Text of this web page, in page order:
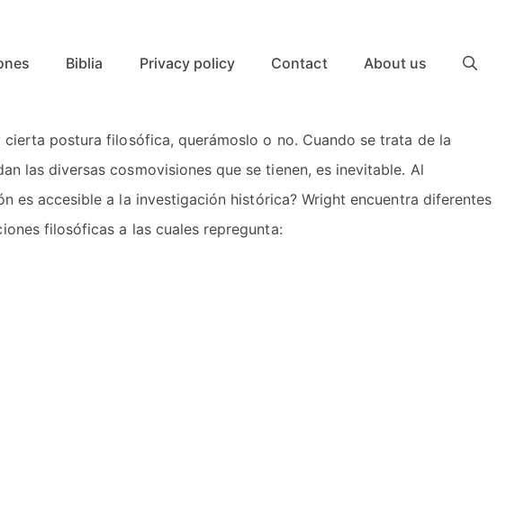
Biblia Privacy policy Contact About us
postura filosófica, querámoslo o no. Cuando se trata de la
las diversas cosmovisiones que se tienen, es inevitable. Al
es accesible a la investigación histórica? Wright encuentra diferentes
filosóficas a las cuales repregunta: